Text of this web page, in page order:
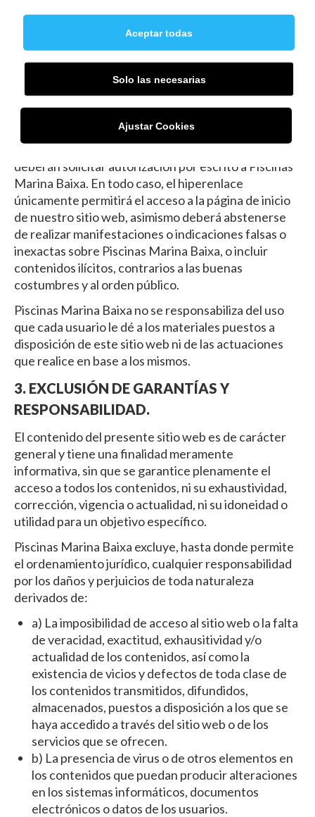
de los derechos de explotación quedan prohibidos.
El establecimiento de un hiperenlace no implica en
ningún caso la existencia de relaciones entre
Piscinas Marina Baixa y el propietario del sitio web
en la que se establezca, ni la aceptación y aprobación
por parte de Piscinas Marina Baixa de sus
contenidos o servicios. Aquellas personas que se
deberán solicitar autorización por escrito a Piscinas
Marina Baixa. En todo caso, el hiperenlace
únicamente permitirá el acceso a la página de inicio
de nuestro sitio web, asimismo deberá abstenerse
de realizar manifestaciones o indicaciones falsas o
inexactas sobre Piscinas Marina Baixa, o incluir
contenidos ilícitos, contrarios a las buenas
costumbres y al orden público.
Piscinas Marina Baixa no se responsabiliza del uso
que cada usuario le dé a los materiales puestos a
disposición de este sitio web ni de las actuaciones
que realice en base a los mismos.
3. EXCLUSIÓN DE GARANTÍAS Y
RESPONSABILIDAD.
El contenido del presente sitio web es de carácter
general y tiene una finalidad meramente
informativa, sin que se garantice plenamente el
acceso a todos los contenidos, ni su exhaustividad,
corrección, vigencia o actualidad, ni su idoneidad o
utilidad para un objetivo específico.
Piscinas Marina Baixa excluye, hasta donde permite
el ordenamiento jurídico, cualquier responsabilidad
por los daños y perjuicios de toda naturaleza
derivados de:
a) La imposibilidad de acceso al sitio web o la falta
de veracidad, exactitud, exhausitividad y/o
actualidad de los contenidos, así como la
existencia de vicios y defectos de toda clase de
los contenidos transmitidos, difundidos,
almacenados, puestos a disposición a los que se
haya accedido a través del sitio web o de los
servicios que se ofrecen.
b) La presencia de virus o de otros elementos en
los contenidos que puedan producir alteraciones
en los sistemas informáticos, documentos
electrónicos o datos de los usuarios.
Aceptar todas
Solo las necesarias
Ajustar Cookies